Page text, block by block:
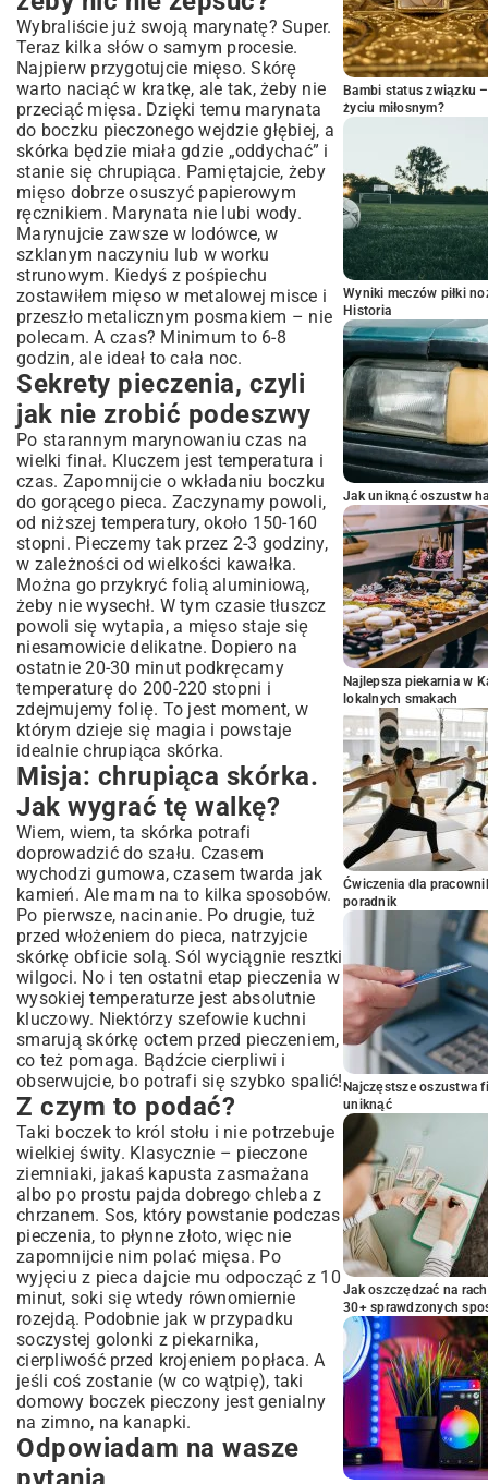
Wybraliście już swoją marynatę? Super.
Teraz kilka słów o samym procesie.
Najpierw przygotujcie mięso. Skórę
warto naciąć w kratkę, ale tak, żeby nie
przeciąć mięsa. Dzięki temu marynata
do boczku pieczonego wejdzie głębiej, a
skórka będzie miała gdzie „oddychać” i
stanie się chrupiąca. Pamiętajcie, żeby
mięso dobrze osuszyć papierowym
ręcznikiem. Marynata nie lubi wody.
Marynujcie zawsze w lodówce, w
szklanym naczyniu lub w worku
strunowym. Kiedyś z pośpiechu
zostawiłem mięso w metalowej misce i
przeszło metalicznym posmakiem – nie
polecam. A czas? Minimum to 6-8
godzin, ale ideał to cała noc.
Sekrety pieczenia, czyli
jak nie zrobić podeszwy
Po starannym marynowaniu czas na
wielki finał. Kluczem jest temperatura i
czas. Zapomnijcie o wkładaniu boczku
do gorącego pieca. Zaczynamy powoli,
od niższej temperatury, około 150-160
stopni. Pieczemy tak przez 2-3 godziny,
w zależności od wielkości kawałka.
Można go przykryć folią aluminiową,
żeby nie wysechł. W tym czasie tłuszcz
powoli się wytapia, a mięso staje się
niesamowicie delikatne. Dopiero na
ostatnie 20-30 minut podkręcamy
temperaturę do 200-220 stopni i
zdejmujemy folię. To jest moment, w
którym dzieje się magia i powstaje
idealnie chrupiąca skórka.
Misja: chrupiąca skórka.
Jak wygrać tę walkę?
Wiem, wiem, ta skórka potrafi
doprowadzić do szału. Czasem
wychodzi gumowa, czasem twarda jak
kamień. Ale mam na to kilka sposobów.
Po pierwsze, nacinanie. Po drugie, tuż
przed włożeniem do pieca, natrzyjcie
skórkę obficie solą. Sól wyciągnie resztki
wilgoci. No i ten ostatni etap pieczenia w
wysokiej temperaturze jest absolutnie
kluczowy. Niektórzy szefowie kuchni
smarują skórkę octem przed pieczeniem,
co też pomaga. Bądźcie cierpliwi i
obserwujcie, bo potrafi się szybko spalić!
Z czym to podać?
Taki boczek to król stołu i nie potrzebuje
wielkiej świty. Klasycznie – pieczone
ziemniaki, jakaś kapusta zasmażana
albo po prostu pajda dobrego chleba z
chrzanem. Sos, który powstanie podczas
pieczenia, to płynne złoto, więc nie
zapomnijcie nim polać mięsa. Po
wyjęciu z pieca dajcie mu odpocząć z 10
minut, soki się wtedy równomiernie
rozejdą. Podobnie jak w przypadku
soczystej golonki z piekarnika,
cierpliwość przed krojeniem popłaca. A
jeśli coś zostanie (w co wątpię), taki
domowy boczek pieczony jest genialny
na zimno, na kanapki.
Odpowiadam na wasze
Bambi status związku
życiu miłosnym?
Wyniki meczów piłki
Historia
Jak uniknąć oszustw
Najlepsza piekarnia w
lokalnych smakach
Ćwiczenia dla
poradnik
Najczęstsze oszustwa
uniknąć
Jak oszczędzać na
30+ sprawdzonych